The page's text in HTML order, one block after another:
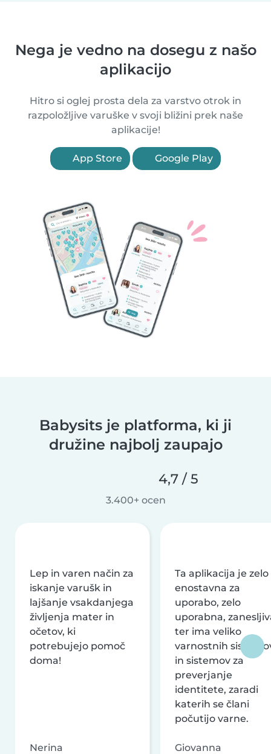
Nega je vedno na dosegu z našo
aplikacijo
Hitro si oglej prosta dela za varstvo otrok in
razpoložljive varuške v svoji bližini prek naše
aplikacije!
App Store Google Play
Babysits je platforma, ki ji
družine najbolj zaupajo
4,7 / 5
3.400+ ocen
Lep in varen način za
iskanje varušk in
lajšanje vsakdanjega
življenja mater in
očetov, ki
potrebujejo pomoč
doma!
Nerina
Ta aplikacija je zelo
enostavna za
uporabo, zelo
uporabna,
ter ima veliko
varnostnih
in sistemov za
preverjanje
identitete, zaradi
katerih se člani
počutijo varne.
Giovanna